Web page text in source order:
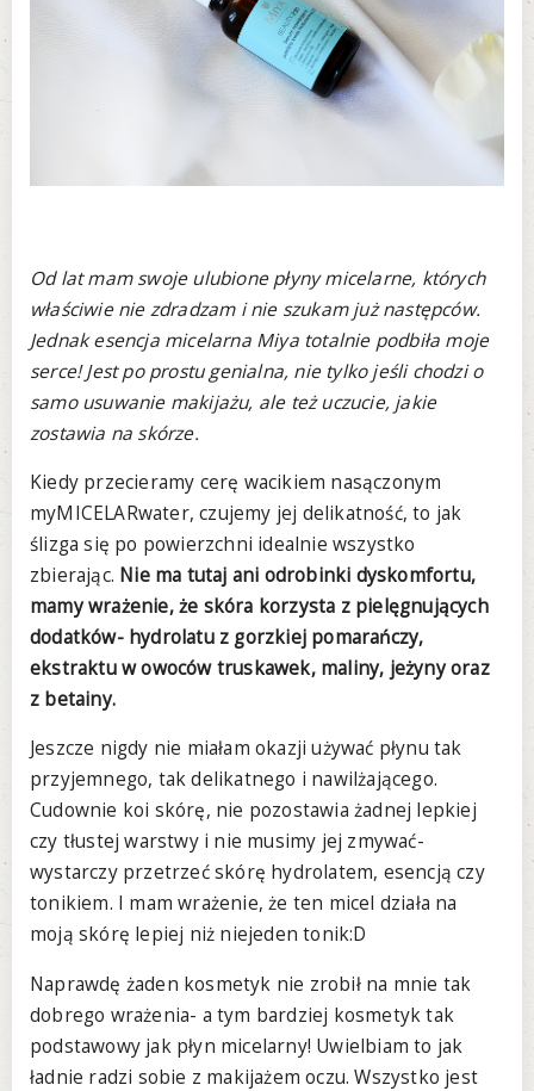
Od lat mam swoje ulubione płyny micelarne, których
właściwie nie zdradzam i nie szukam już następców.
Jednak esencja micelarna Miya totalnie podbiła moje
serce! Jest po prostu genialna, nie tylko jeśli chodzi o
samo usuwanie makijażu, ale też uczucie, jakie
zostawia na skórze.
Kiedy przecieramy cerę wacikiem nasączonym
myMICELARwater, czujemy jej delikatność, to jak
ślizga się po powierzchni idealnie wszystko
zbierając. Nie ma tutaj ani odrobinki dyskomfortu,
mamy wrażenie, że skóra korzysta z pielęgnujących
dodatków- hydrolatu z gorzkiej pomarańczy,
ekstraktu w owoców truskawek, maliny, jeżyny oraz
z betainy.
Jeszcze nigdy nie miałam okazji używać płynu tak
przyjemnego, tak delikatnego i nawilżającego.
Cudownie koi skórę, nie pozostawia żadnej lepkiej
czy tłustej warstwy i nie musimy jej zmywać-
wystarczy przetrzeć skórę hydrolatem, esencją czy
tonikiem. I mam wrażenie, że ten micel działa na
moją skórę lepiej niż niejeden tonik:D
Naprawdę żaden kosmetyk nie zrobił na mnie tak
dobrego wrażenia- a tym bardziej kosmetyk tak
podstawowy jak płyn micelarny! Uwielbiam to jak
ładnie radzi sobie z makijażem oczu. Wszystko jest